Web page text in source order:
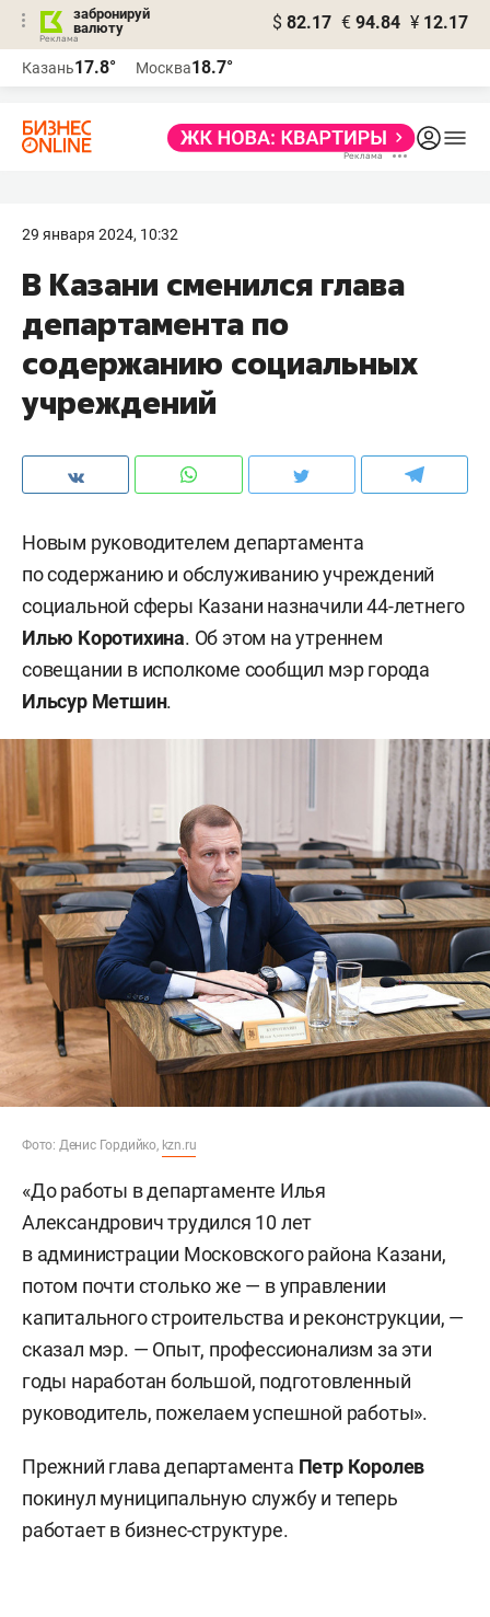
забронируй
валюту
$ 82.17 € 94.84 ¥ 12.17
Казань17.8° Москва18.7°
29 января 2024, 10:32
В Казани сменился глава
департамента по
содержанию социальных
учреждений
Новым руководителем департамента
по содержанию и обслуживанию учреждений
социальной сферы Казани назначили 44-летнего
Илью Коротихина. Об этом на утреннем
совещании в исполкоме сообщил мэр города
Ильсур Метшин.
Фото: Денис Гордийко, kzn.ru
«До работы в департаменте Илья
Александрович трудился 10 лет
в администрации Московского района Казани,
потом почти столько же — в управлении
капитального строительства и реконструкции, —
сказал мэр. — Опыт, профессионализм за эти
годы наработан большой, подготовленный
руководитель, пожелаем успешной работы».
Прежний глава департамента Петр Королев
покинул муниципальную службу и теперь
работает в бизнес-структуре.